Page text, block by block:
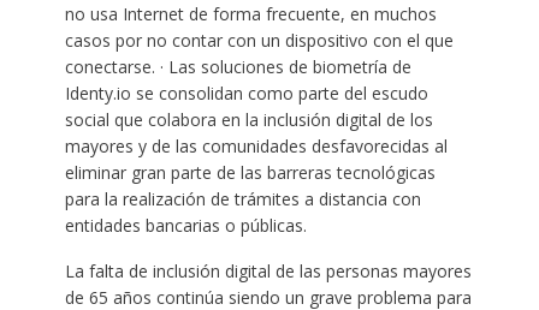
no usa Internet de forma frecuente, en muchos
casos por no contar con un dispositivo con el que
conectarse. · Las soluciones de biometría de
Identy.io se consolidan como parte del escudo
social que colabora en la inclusión digital de los
mayores y de las comunidades desfavorecidas al
eliminar gran parte de las barreras tecnológicas
para la realización de trámites a distancia con
entidades bancarias o públicas.
La falta de inclusión digital de las personas mayores
de 65 años continúa siendo un grave problema para